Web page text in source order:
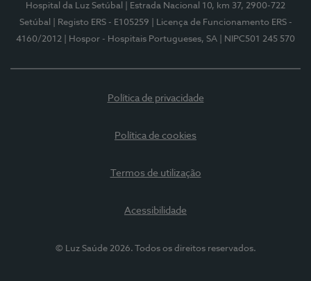
Hospital da Luz Setúbal
| Estrada Nacional 10, km 37, 2900-722
Setúbal
| Registo ERS - E105259
| Licença de Funcionamento ERS -
4160/2012
| Hospor - Hospitais Portugueses, SA | NIPC501 245 570
Política de privacidade
Política de cookies
Termos de utilização
Acessibilidade
© Luz Saúde 2026. Todos os direitos reservados.